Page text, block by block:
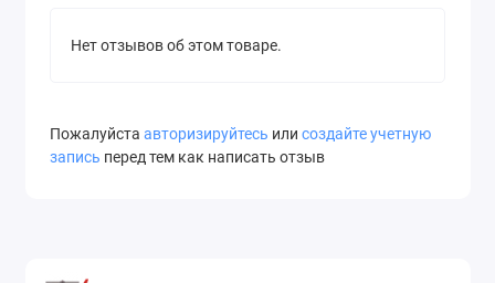
Нет отзывов об этом товаре.
Пожалуйста авторизируйтесь или создайте учетную
запись перед тем как написать отзыв